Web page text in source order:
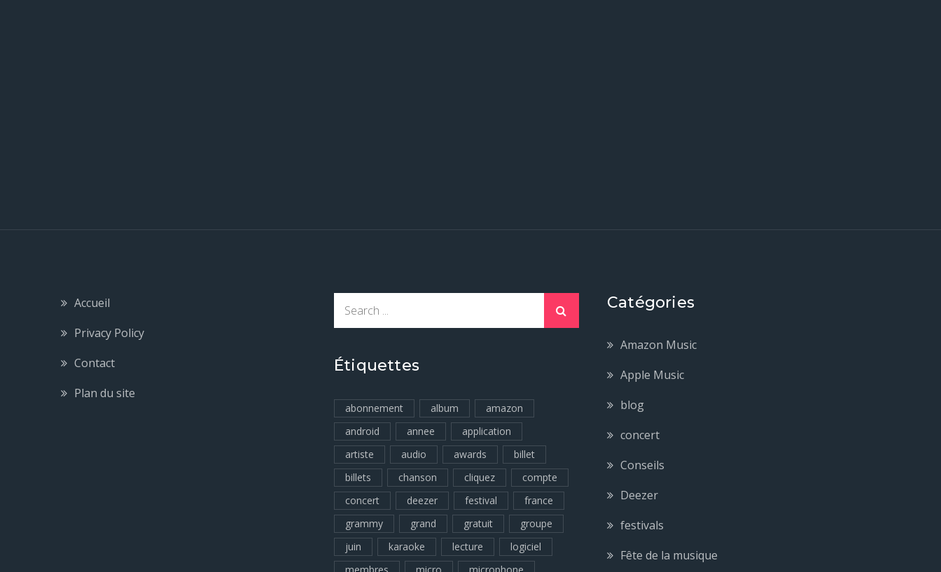
Accueil
Privacy Policy
Contact
Plan du site
Étiquettes
abonnement album
amazon
android
annee
application
artiste
audio awards
billet
billets
chanson cliquez
compte
concert
deezer festival
france
grammy
grand gratuit
groupe
juin
karaoke lecture
logiciel
Catégories
Amazon Music
Apple Music
blog
concert
Conseils
Deezer
festivals
Fête de la musique